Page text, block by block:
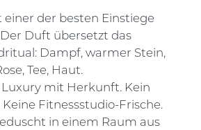
der besten Einstiege
Duft übersetzt das
Dampf, warmer Stein,
Tee, Haut.
Luxury mit Herkunft. Kein
Fitnessstudio-Frische.
in einem Raum aus